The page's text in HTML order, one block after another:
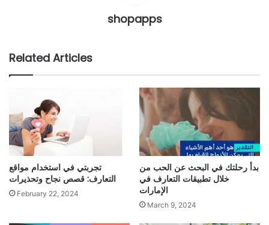
shopapps
Related Articles
تجربتي في استخدام مواقع
التعارف: قصص نجاح وتحذيرات
February 22, 2024
بدأ رحلتك في البحث عن الحب من
خلال تطبيقات التعارف في
الإمارات
March 9, 2024